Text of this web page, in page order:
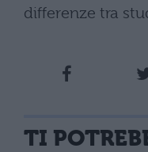
differenze tra
TI